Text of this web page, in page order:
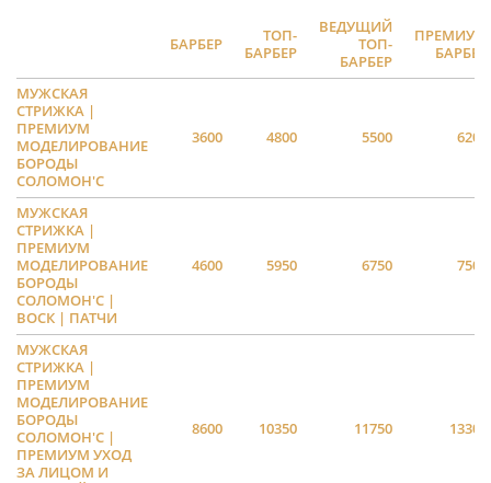
БАРБЕР
ТОП-
БАРБЕР
ВЕДУЩИЙ
ТОП-
БАРБЕР
ПРЕМИУМ
БАРБЕР
МУЖСКАЯ
СТРИЖКА |
ПРЕМИУМ
МОДЕЛИРОВАНИЕ
БОРОДЫ
СОЛОМОН'С
3600 4800 5500 6200
МУЖСКАЯ
СТРИЖКА |
ПРЕМИУМ
МОДЕЛИРОВАНИЕ
БОРОДЫ
СОЛОМОН'С |
ВОСК | ПАТЧИ
4600 5950 6750 7500
МУЖСКАЯ
СТРИЖКА |
ПРЕМИУМ
МОДЕЛИРОВАНИЕ
БОРОДЫ
СОЛОМОН'С |
ПРЕМИУМ УХОД
ЗА ЛИЦОМ И
8600 10350 11750 13300